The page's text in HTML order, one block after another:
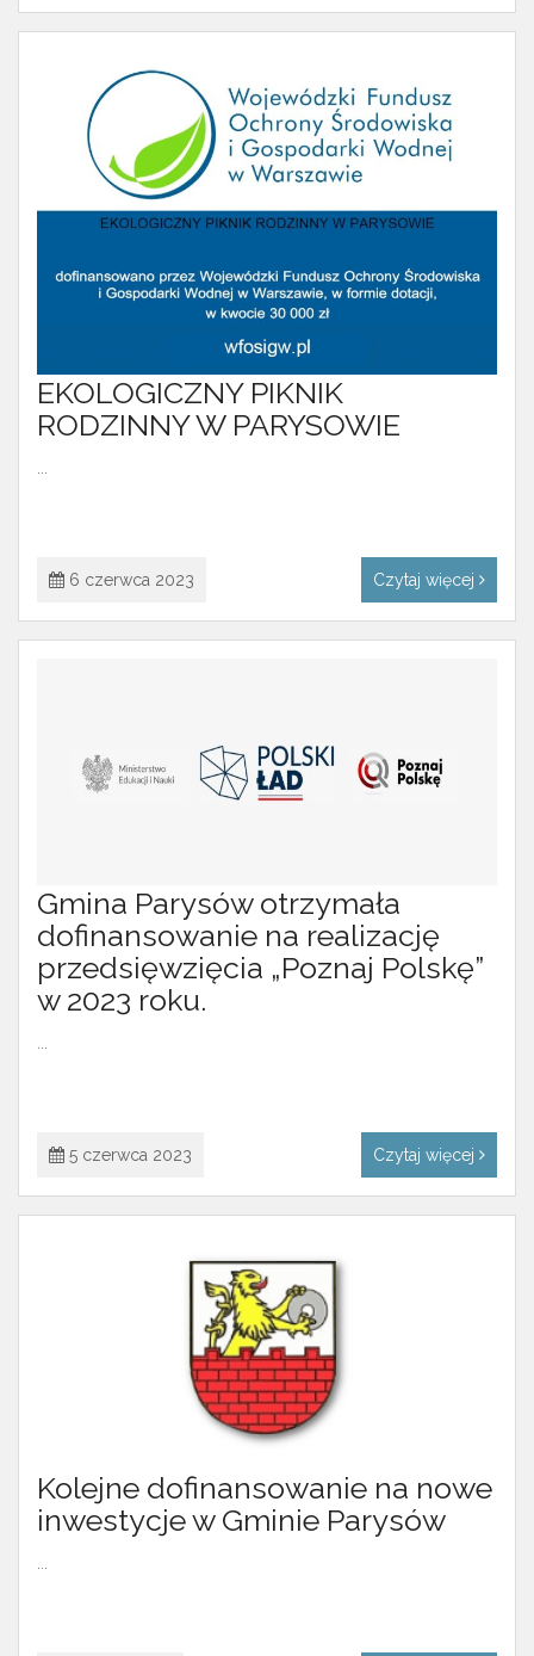
EKOLOGICZNY PIKNIK
RODZINNY W PARYSOWIE
...
6 czerwca 2023 Czytaj więcej
Gmina Parysów otrzymała
dofinansowanie na realizację
przedsięwzięcia „Poznaj Polskę”
w 2023 roku.
...
5 czerwca 2023 Czytaj więcej
Kolejne dofinansowanie na nowe
inwestycje w Gminie Parysów